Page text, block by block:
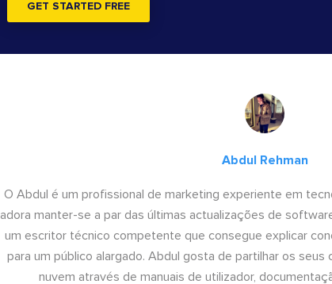
GET STARTED FREE
Abdul Rehman
O Abdul é um profissional de marketing experiente em
adora manter-se a par das últimas actualizações de
um escritor técnico competente que consegue explicar
para um público alargado. Abdul gosta de partilhar os
nuvem através de manuais de utilizador,